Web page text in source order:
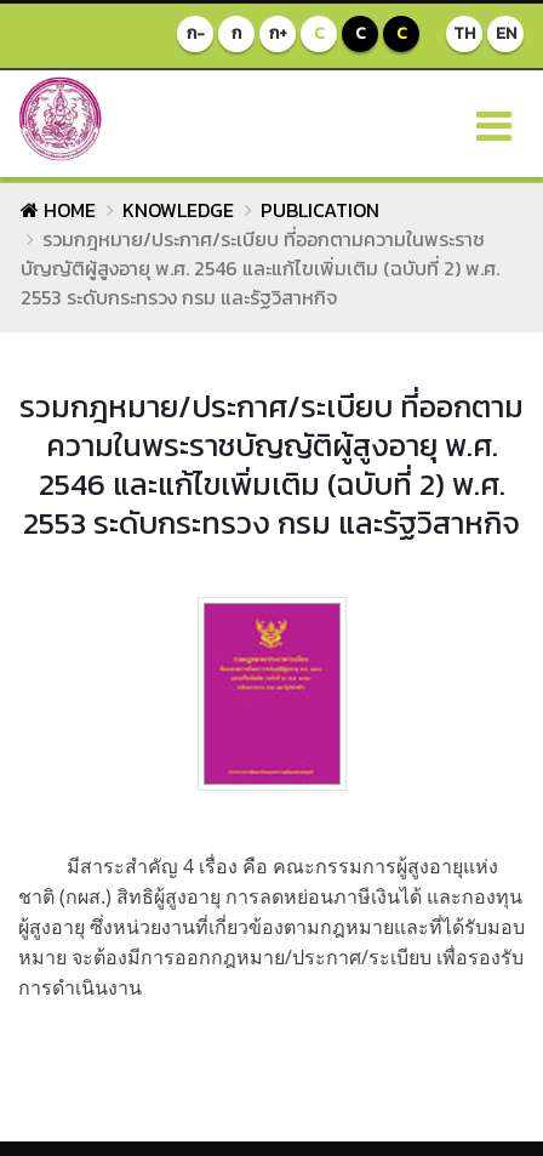
TH EN
ก- ก ก+ C C C
HOME KNOWLEDGE
PUBLICATION
รวมกฎหมาย/ประกาศ/ระเบียบ ที่ออกตามความในพระราช
บัญญัติผู้สูงอายุ พ.ศ. 2546 และแก้ไขเพิ่มเติม (ฉบับที่ 2) พ.ศ.
2553 ระดับกระทรวง กรม และรัฐวิสาหกิจ
รวมกฎหมาย/ประกาศ/ระเบียบ ที่ออกตาม
ความในพระราชบัญญัติผู้สูงอายุ พ.ศ.
2546 และแก้ไขเพิ่มเติม (ฉบับที่ 2) พ.ศ.
2553 ระดับกระทรวง กรม และรัฐวิสาหกิจ
มีสาระสำคัญ 4 เรื่อง คือ คณะกรรมการผู้สูงอายุแห่ง
ชาติ (กผส.) สิทธิผู้สูงอายุ การลดหย่อนภาษีเงินได้ และกองทุน
ผู้สูงอายุ ซึ่งหน่วยงานที่เกี่ยวข้องตามกฎหมายและที่ได้รับมอบ
หมาย จะต้องมีการออกกฎหมาย/ประกาศ/ระเบียบ เพื่อรองรับ
การดำเนินงาน